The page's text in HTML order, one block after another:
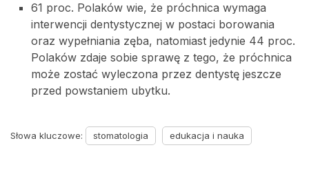
61 proc. Polaków wie, że próchnica wymaga
interwencji dentystycznej w postaci borowania
oraz wypełniania zęba, natomiast jedynie 44 proc.
Polaków zdaje sobie sprawę z tego, że próchnica
może zostać wyleczona przez dentystę jeszcze
przed powstaniem ubytku.
Słowa kluczowe: stomatologia edukacja i nauka